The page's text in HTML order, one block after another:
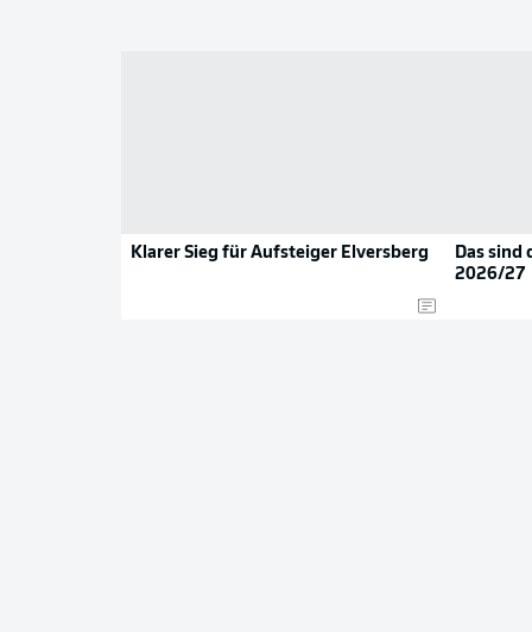
Klarer Sieg für Aufsteiger Elversberg
Das sind
2026/27